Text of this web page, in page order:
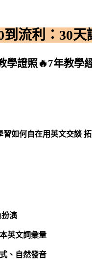
到流利：30天
學證照🔥7年教學
如何自在用英文交談
扮演
英文詞彙量
、自然發音